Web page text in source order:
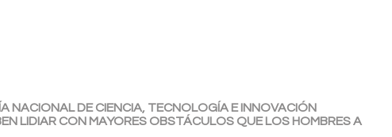
NACIONAL DE CIENCIA, TECNOLOGÍA E INNOVACIÓN
LIDIAR CON MAYORES OBSTÁCULOS QUE LOS HOMBRES A